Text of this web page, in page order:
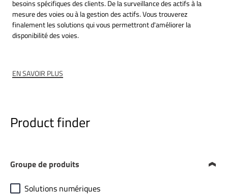
besoins spécifiques des clients. De la surveillance des actifs à la
mesure des voies ou à la gestion des actifs. Vous trouverez
finalement les solutions qui vous permettront d'améliorer la
disponibilité des voies.
EN SAVOIR PLUS
Product finder
Groupe de produits
Solutions numériques